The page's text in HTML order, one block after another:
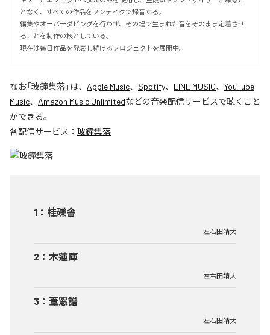
となく、すべての作品をワンテイクで録音する。
編集やオーバーダビングを行わず、その場で生まれた音をそのまま定着させ
ることを制作の核としている。
現在は毎日作品を発表し続けるプロジェクトを展開中。
なお「玻鐘集落」は、 Apple Music、 Spotify、 LINE MUSIC、 YouTube
Music、 Amazon Music Unlimitedなどの音楽配信サービスで聴くこと
ができる。
各配信サービス： 玻鐘集落
1 ： 桂礫舎
左右田靖大
2 ： 木蓮庫
左右田靖大
3 ： 葦窓譜
左右田靖大